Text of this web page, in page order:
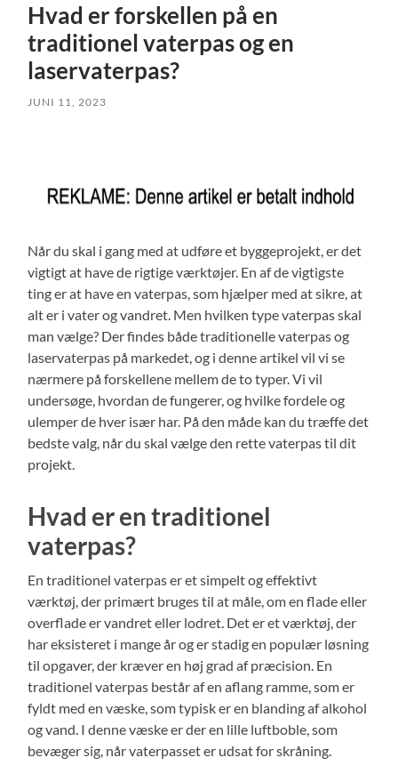
Hvad er forskellen på en
traditionel vaterpas og en
laservaterpas?
JUNI 11, 2023
Når du skal i gang med at udføre et byggeprojekt, er det
vigtigt at have de rigtige værktøjer. En af de vigtigste
ting er at have en vaterpas, som hjælper med at sikre, at
alt er i vater og vandret. Men hvilken type vaterpas skal
man vælge? Der findes både traditionelle vaterpas og
laservaterpas på markedet, og i denne artikel vil vi se
nærmere på forskellene mellem de to typer. Vi vil
undersøge, hvordan de fungerer, og hvilke fordele og
ulemper de hver især har. På den måde kan du træffe det
bedste valg, når du skal vælge den rette vaterpas til dit
projekt.
Hvad er en traditionel
vaterpas?
En traditionel vaterpas er et simpelt og effektivt
værktøj, der primært bruges til at måle, om en flade eller
overflade er vandret eller lodret. Det er et værktøj, der
har eksisteret i mange år og er stadig en populær løsning
til opgaver, der kræver en høj grad af præcision. En
traditionel vaterpas består af en aflang ramme, som er
fyldt med en væske, som typisk er en blanding af alkohol
og vand. I denne væske er der en lille luftboble, som
bevæger sig, når vaterpasset er udsat for skråning.